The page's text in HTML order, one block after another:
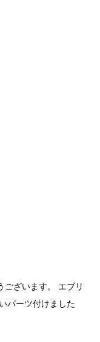
ございます。 エブリ
パーツ付けました